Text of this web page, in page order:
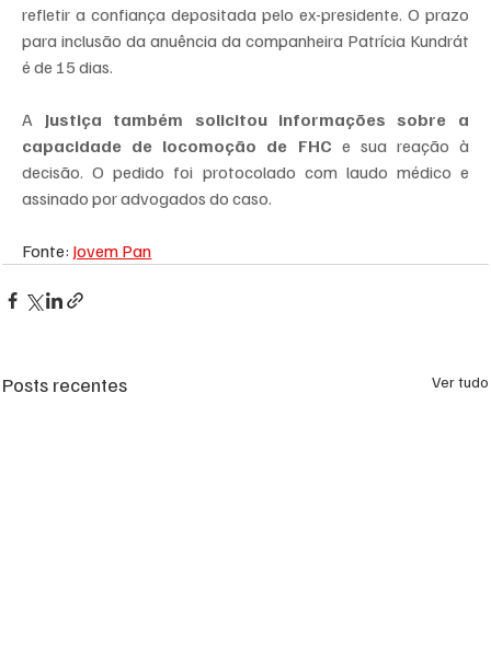
refletir a confiança depositada pelo ex-presidente. O prazo
para inclusão da anuência da companheira Patrícia Kundrát
é de 15 dias.
A Justiça também solicitou informações sobre a
capacidade de locomoção de FHC e sua reação à
decisão. O pedido foi protocolado com laudo médico e
assinado por advogados do caso.
Fonte: Jovem Pan
Posts recentes Ver tudo